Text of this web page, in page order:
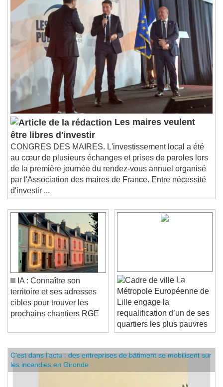
Les maires veulent
être libres d'investir
CONGRES DES MAIRES. L'investissement local a été
au cœur de plusieurs échanges et prises de paroles lors
de la première journée du rendez-vous annuel organisé
par l'Association des maires de France. Entre nécessité
d'investir ...
IA : Connaître son
territoire et ses adresses
cibles pour trouver les
prochains chantiers RGE
La
Métropole Européenne de
Lille engage la
requalification d’un de ses
quartiers les plus pauvres
C'est dans l'actu : des entreprises de bâtiment se mobilisent sur
les incendies en Gironde